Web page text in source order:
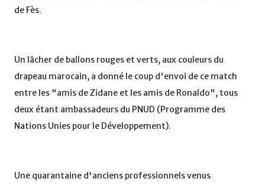
de Fès.
Un lâcher de ballons rouges et verts, aux couleurs du
drapeau marocain, a donné le coup d'envoi de ce match
entre les "amis de Zidane et les amis de Ronaldo", tous
deux étant ambassadeurs du PNUD (Programme des
Nations Unies pour le Développement).
Une quarantaine d'anciens professionnels venus